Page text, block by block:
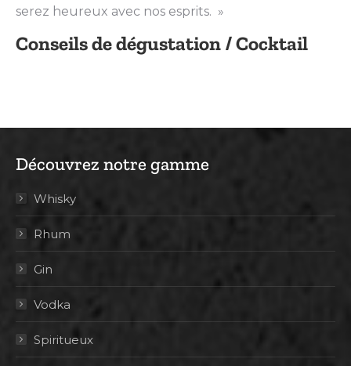
serez heureux avec nos esprits. »
Conseils de dégustation / Cocktail
Découvrez notre gamme
Whisky
Rhum
Gin
Vodka
Spiritueux